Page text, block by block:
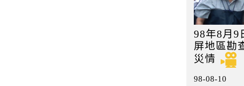
98年8月9
屏地區勘
災情
98-08-10